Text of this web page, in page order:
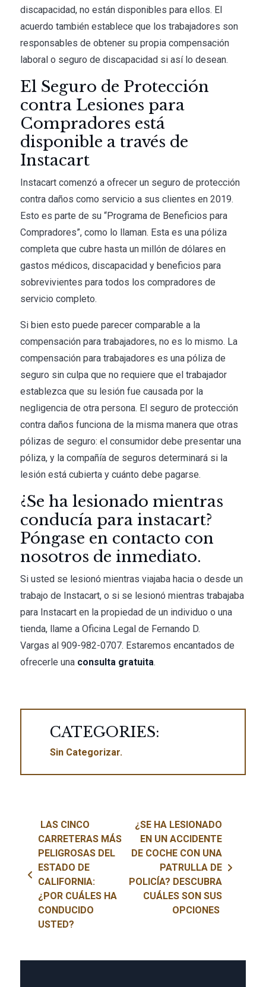
discapacidad, no están disponibles para ellos. El
acuerdo también establece que los trabajadores son
responsables de obtener su propia compensación
laboral o seguro de discapacidad si así lo desean.
El Seguro de Protección
contra Lesiones para
Compradores está
disponible a través de
Instacart
Instacart comenzó a ofrecer un seguro de protección
contra daños como servicio a sus clientes en 2019.
Esto es parte de su “Programa de Beneficios para
Compradores”, como lo llaman. Esta es una póliza
completa que cubre hasta un millón de dólares en
gastos médicos, discapacidad y beneficios para
sobrevivientes para todos los compradores de
servicio completo.
Si bien esto puede parecer comparable a la
compensación para trabajadores, no es lo mismo. La
compensación para trabajadores es una póliza de
seguro sin culpa que no requiere que el trabajador
establezca que su lesión fue causada por la
negligencia de otra persona. El seguro de protección
contra daños funciona de la misma manera que otras
pólizas de seguro: el consumidor debe presentar una
póliza, y la compañía de seguros determinará si la
lesión está cubierta y cuánto debe pagarse.
¿Se ha lesionado mientras
conducía para instacart?
Póngase en contacto con
nosotros de inmediato.
Si usted se lesionó mientras viajaba hacia o desde un
trabajo de Instacart, o si se lesionó mientras trabajaba
para Instacart en la propiedad de un individuo o una
tienda, llame aOficina Legal de Fernando D.
Vargas al909-982-0707. Estaremos encantados de
ofrecerle una consulta gratuita.
CATEGORIES:
Sin Categorizar
Navegación de entradas
LAS CINCO
CARRETERAS MÁS
PELIGROSAS DEL
ESTADO DE
CALIFORNIA:
¿POR CUÁLES HA
CONDUCIDO
USTED?
¿SE HA LESIONADO
EN UN ACCIDENTE
DE COCHE CON UNA
PATRULLA DE
POLICÍA? DESCUBRA
CUÁLES SON SUS
OPCIONES